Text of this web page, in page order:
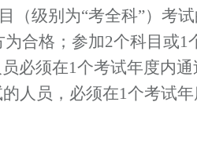
（级别为“考全科”）考
为合格；参加2个科目或1
必须在1个考试年度内
人员，必须在1个考试